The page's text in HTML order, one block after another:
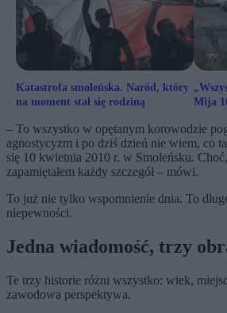
Katastrofa smoleńska. Naród, który
na moment stał się rodziną
Mija
– To wszystko w opętanym korowodzie
agnostycyzm i po dziś dzień nie wiem, co
się 10 kwietnia 2010 r. w Smoleńsku.
zapamiętałem każdy szczegół – mówi.
To już nie tylko wspomnienie dnia. To
niepewności.
Jedna wiadomość, trzy
Te trzy historie różni wszystko: wiek,
zawodowa perspektywa.